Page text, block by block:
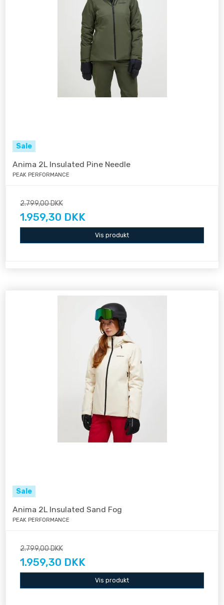
Sale
Anima 2L Insulated Pine Needle
PEAK PERFORMANCE
2.799,00 DKK
1.959,30 DKK
Vis produkt
Sale
Anima 2L Insulated Sand Fog
PEAK PERFORMANCE
2.799,00 DKK
1.959,30 DKK
Vis produkt